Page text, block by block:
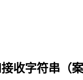
收字符串（案